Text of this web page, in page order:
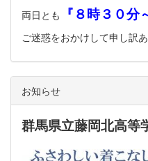
両日とも
『８時３０分
ご迷惑をおかけして申し訳
お知らせ
群馬県立藤岡北高